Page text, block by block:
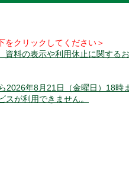
クリックしてください＞
資料の表示や利用休止に関する
2026年8月21日（金曜日）18時
が利用できません。